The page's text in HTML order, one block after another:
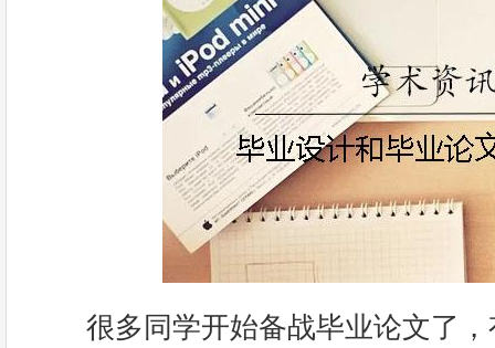
很多同学开始备战毕业论文了